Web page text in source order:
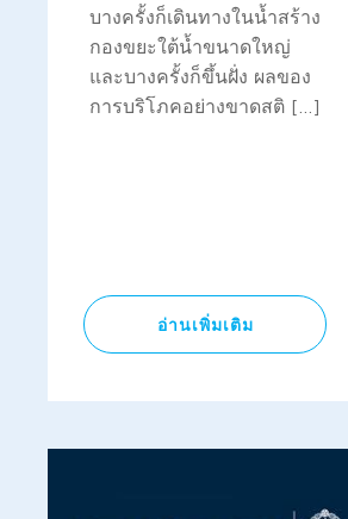
บางครั้งก็เดินทางในน้ำสร้าง
กองขยะใต้น้ำขนาดใหญ่
และบางครั้งก็ขึ้นฝั่ง ผลของ
การบริโภคอย่างขาดสติ […]
อ่านเพิ่มเติม